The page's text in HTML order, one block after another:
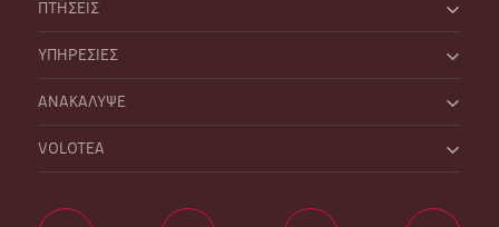
ΠΤΗΣΕΙΣ
ΥΠΗΡΕΣΙΕΣ
ΑΝΑΚΑΛΥΨΕ
VOLOTEA